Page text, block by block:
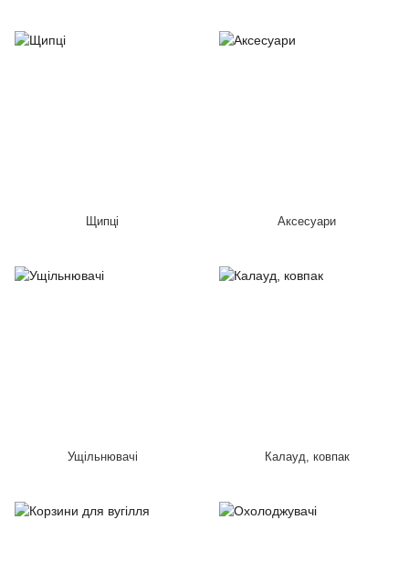
Щипці Аксесуари
Ущільнювачі Калауд, ковпак